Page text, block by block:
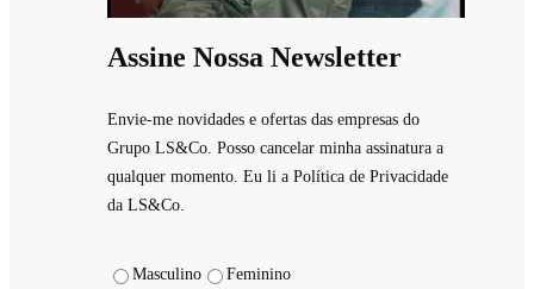
Assine Nossa Newsletter
Envie-me novidades e ofertas das empresas do
Grupo LS&Co. Posso cancelar minha assinatura a
qualquer momento. Eu li a Política de Privacidade
da LS&Co.
Masculino Feminino